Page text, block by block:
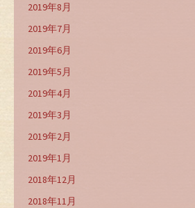
2019年8月
2019年7月
2019年6月
2019年5月
2019年4月
2019年3月
2019年2月
2019年1月
2018年12月
2018年11月